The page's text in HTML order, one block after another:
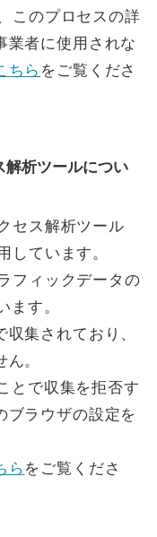
このプロセスの詳
業者に使用されな
ちら をご覧くださ
解析ツールについ
セス解析ツール
しています。
フィックデータの
ます。
集されており、
。
とで収集を拒否す
ブラウザの設定を
ら をご覧くださ